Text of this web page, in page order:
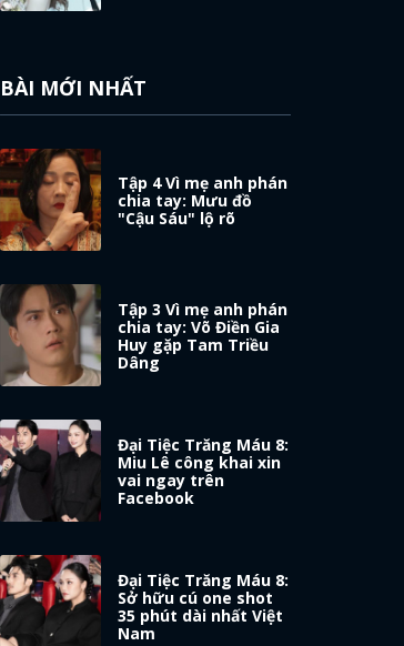
BÀI MỚI NHẤT
Tập 4 Vì mẹ anh phán
chia tay: Mưu đồ
"Cậu Sáu" lộ rõ
Tập 3 Vì mẹ anh phán
chia tay: Võ Điền Gia
Huy gặp Tam Triều
Dâng
Đại Tiệc Trăng Máu 8:
Miu Lê công khai xin
vai ngay trên
Facebook
Đại Tiệc Trăng Máu 8:
Sở hữu cú one shot
35 phút dài nhất Việt
Nam